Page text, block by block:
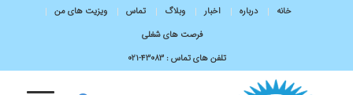
خانه درباره اخبار وبلاگ تماس
ویزیت های من
فرصت های شغلی
تلفن های تماس :43083-۰۲۱